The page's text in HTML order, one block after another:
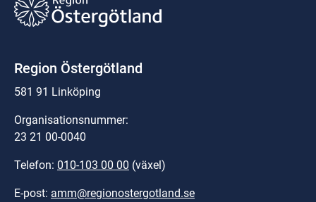
Region Östergötland
581 91 Linköping
Organisationsnummer:
23 21 00-0040
Telefon: 010-103 00 00 (växel)
E-post: amm@regionostergotland.se